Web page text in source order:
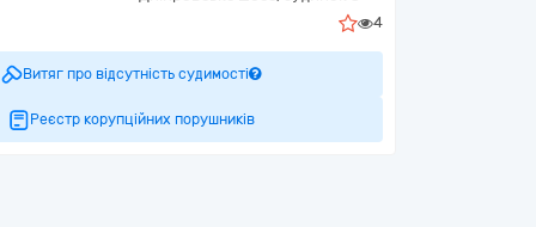
4
Витяг про відсутність судимості
Реєстр корупційних порушників